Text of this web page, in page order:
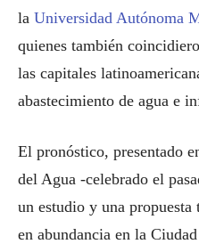
la Universidad Autónoma
quienes también
las capitales
abastecimiento de agua e
El pronóstico, presentado
del Agua -celebrado el
un estudio y una
en abundancia en la